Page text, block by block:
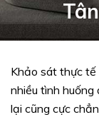
Khảo sát thực
nhiều tình huống
lại cũng cực